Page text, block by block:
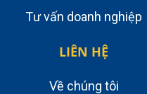
Tư vấn doanh nghiệp
LIÊN HỆ
Về chúng tôi